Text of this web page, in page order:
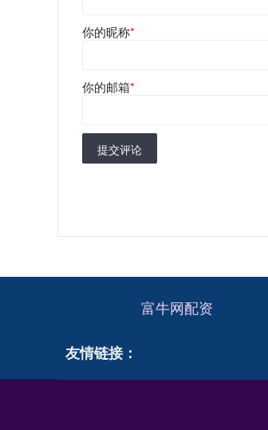
你的昵称*
你的邮箱*
提交评论
富牛网配资
友情链接：